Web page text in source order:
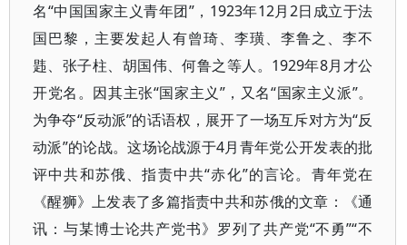
名“中国国家主义青年团”，1923年12月2日成立于法
国巴黎，主要发起人有曾琦、李璜、李鲁之、李不
韪、张子柱、胡国伟、何鲁之等人。1929年8月才公
开党名。因其主张“国家主义”，又名“国家主义派”。
为争夺“反动派”的话语权，展开了一场互斥对方为“反
动派”的论战。这场论战源于4月青年党公开发表的批
评中共和苏俄、指责中共“赤化”的言论。青年党在
《醒狮》上发表了多篇指责中共和苏俄的文章：《通
讯：与某博士论共产党书》罗列了共产党“不勇”“不